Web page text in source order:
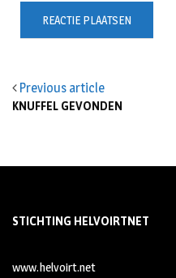
Previous article
KNUFFEL GEVONDEN
STICHTING HELVOIRTNET
www.helvoirt.net